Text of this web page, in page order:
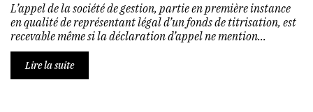
L’appel de la société de gestion, partie en première instance
en qualité de représentant légal d’un fonds de titrisation, est
recevable même si la déclaration d’appel ne mention...
Lire la suite